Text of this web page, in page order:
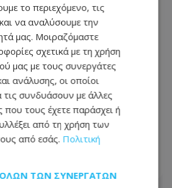
στην Κύπρο –
οι υψηλές
- Πού θα φτάσει ο
το περιεχόμενο, τις
να αναλύσουμε την
μας. Μοιραζόμαστε
σχετικά με τη χρήση
μας με τους συνεργάτες
ανάλυσης, οι οποίοι
τις συνδυάσουν με άλλες
που τους έχετε παράσχει ή
από τη χρήση των
από εσάς. Πολιτική
ΤΩΝ ΣΥΝΕΡΓΑΤΏΝ